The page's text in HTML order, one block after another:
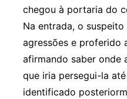
chegou à portaria do
Na entrada, o
agressões e proferido
afirmando saber onde
que iria persegui-la
identificado